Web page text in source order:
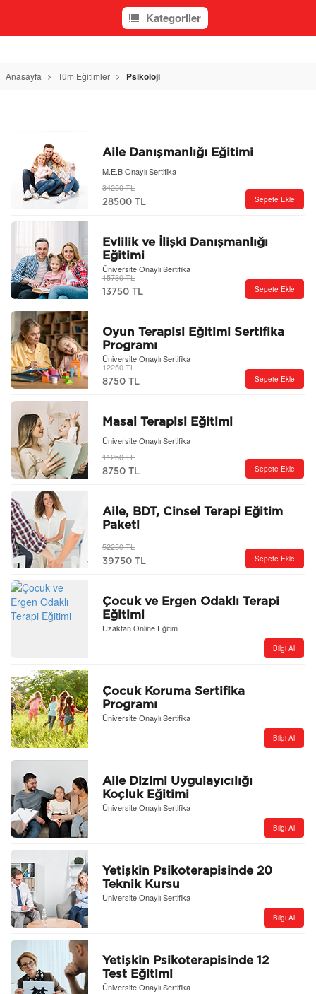
Anasayfa Tüm Eğitimler Psikoloji
Kategoriler
Aile Danışmanlığı Eğitimi
M.E.B Onaylı Sertifika
34250 TL
28500 TL Sepete Ekle
Evlilik ve İlişki Danışmanlığı
Eğitimi
Üniversite Onaylı Sertifika
15730 TL
13750 TL Sepete Ekle
Oyun Terapisi Eğitimi Sertifika
Programı
Üniversite Onaylı Sertifika
12250 TL
8750 TL Sepete Ekle
Masal Terapisi Eğitimi
Üniversite Onaylı Sertifika
11250 TL
8750 TL Sepete Ekle
Aile, BDT, Cinsel Terapi Eğitim
Paketi
52250 TL
39750 TL Sepete Ekle
Çocuk ve Ergen Odaklı Terapi
Eğitimi
Uzaktan Online Eğitim
Bilgi Al
Çocuk Koruma Sertifika
Programı
Üniversite Onaylı Sertifika
Bilgi Al
Aile Dizimi Uygulayıcılığı
Koçluk Eğitimi
Üniversite Onaylı Sertifika
Bilgi Al
Yetişkin Psikoterapisinde 20
Teknik Kursu
Üniversite Onaylı Sertifika
Bilgi Al
Yetişkin Psikoterapisinde 12
Test Eğitimi
Üniversite Onaylı Sertifika